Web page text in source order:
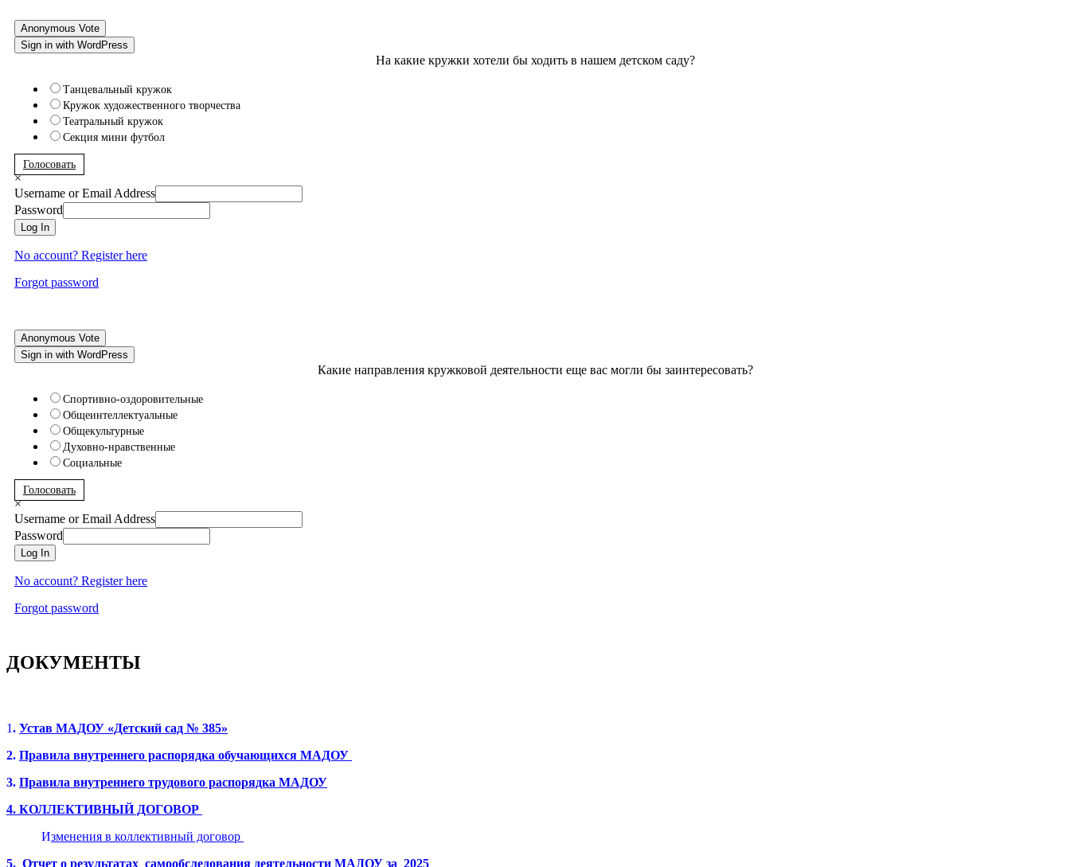
Anonymous Vote
Sign in with WordPress
На какие кружки хотели бы ходить в нашем детском саду?
Танцевальный кружок
Кружок художественного творчества
Театральный кружок
Секция мини футбол
Голосовать
×
Username or Email Address
Password
Log In
No account? Register here
Forgot password
Anonymous Vote
Sign in with WordPress
Какие направления кружковой деятельности еще вас могли бы заинтересовать?
Спортивно-оздоровительные
Общеинтеллектуальные
Общекультурные
Духовно-нравственные
Социальные
Голосовать
×
Username or Email Address
Password
Log In
No account? Register here
Forgot password
ДОКУМЕНТЫ
1. Устав МАДОУ «Детский сад № 385»
2. Правила внутреннего распорядка обучающихся МАДОУ
3. Правила внутреннего трудового распорядка МАДОУ
4. КОЛЛЕКТИВНЫЙ ДОГОВОР
Изменения в коллективный договор
5. Отчет о результатах самообследования деятельности МАДОУ за 2025